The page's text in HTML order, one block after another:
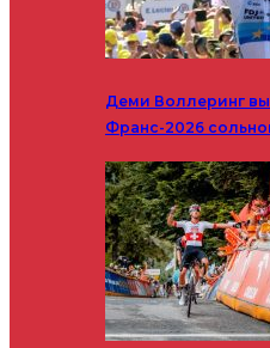
Деми Воллеринг
Франс-2026